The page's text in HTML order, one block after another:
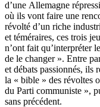
d’une Allemagne
où ils vont faire une
révolté d’un riche
et téméraires, ces trois
n’ont fait qu’interpréter
de le changer ». Entre
et débats passionnés, ils
la « bible » des révoltes
du Parti communiste »,
sans précédent.